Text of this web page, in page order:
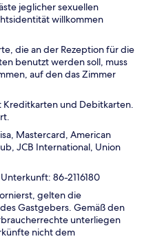
jeglicher sexuellen
willkommen
die an der Rezeption für die
benutzt werden soll, muss
auf den das Zimmer
und Debitkarten.
Mastercard, American
JCB International, Union
86-2116180
gelten die
Gastgebers. Gemäß den
unterliegen
nicht dem